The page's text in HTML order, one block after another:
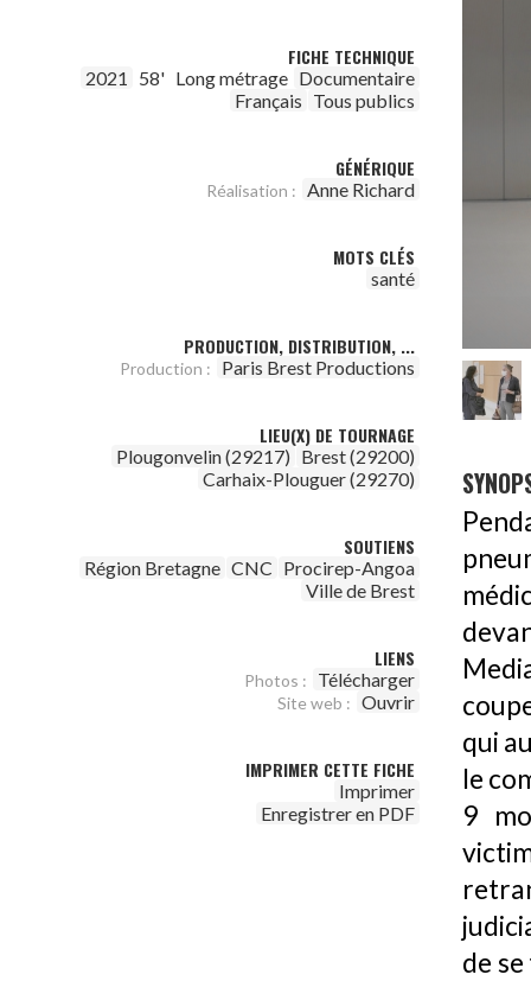
FICHE TECHNIQUE
2021 58' Long métrage Documentaire
Français Tous publics
GÉNÉRIQUE
Réalisation : Anne Richard
MOTS CLÉS
santé
PRODUCTION, DISTRIBUTION, ...
Production : Paris Brest Productions
LIEU(X) DE TOURNAGE
Plougonvelin (29217) Brest (29200)
Carhaix-Plouguer (29270)
SOUTIENS
Région Bretagne CNC Procirep-Angoa
Ville de Brest
LIENS
Photos : Télécharger
Site web : Ouvrir
IMPRIMER CETTE FICHE
Imprimer
Enregistrer en PDF
qui
le
9
de